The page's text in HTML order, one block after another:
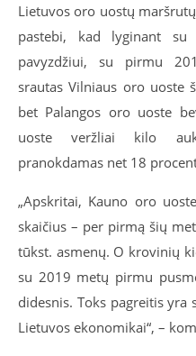
Lietuvos oro uostų
pastebi, kad lyginant su
pavyzdžiui, su pirmu
srautas Vilniaus oro uoste
bet Palangos oro uoste
uoste veržliai kilo
pranokdamas net 18
„Apskritai, Kauno oro
skaičius – per pirmą šių
tūkst. asmenų. O krovinių
su 2019 metų pirmu
didesnis. Toks pagreitis
Lietuvos ekonomikai“, –